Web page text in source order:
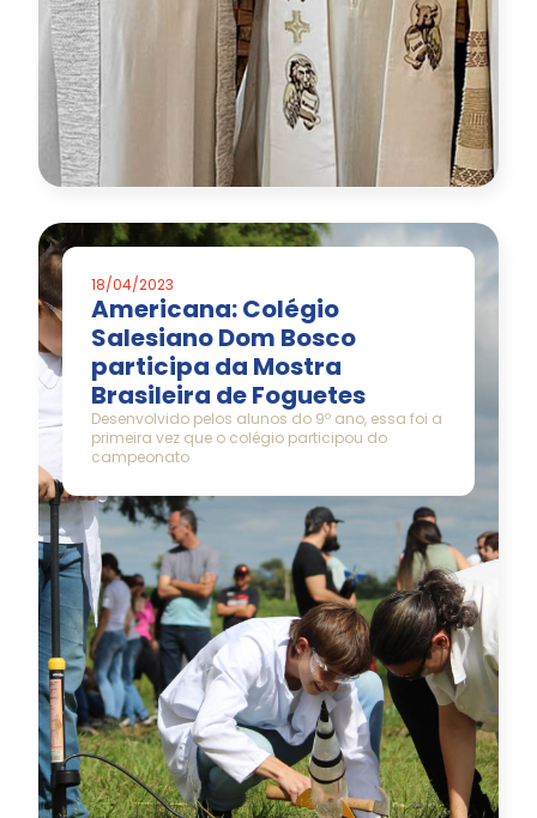
18/04/2023
Americana: Colégio
Salesiano Dom Bosco
participa da Mostra
Brasileira de Foguetes
Desenvolvido pelos alunos do 9º ano, essa foi a
primeira vez que o colégio participou do
campeonato